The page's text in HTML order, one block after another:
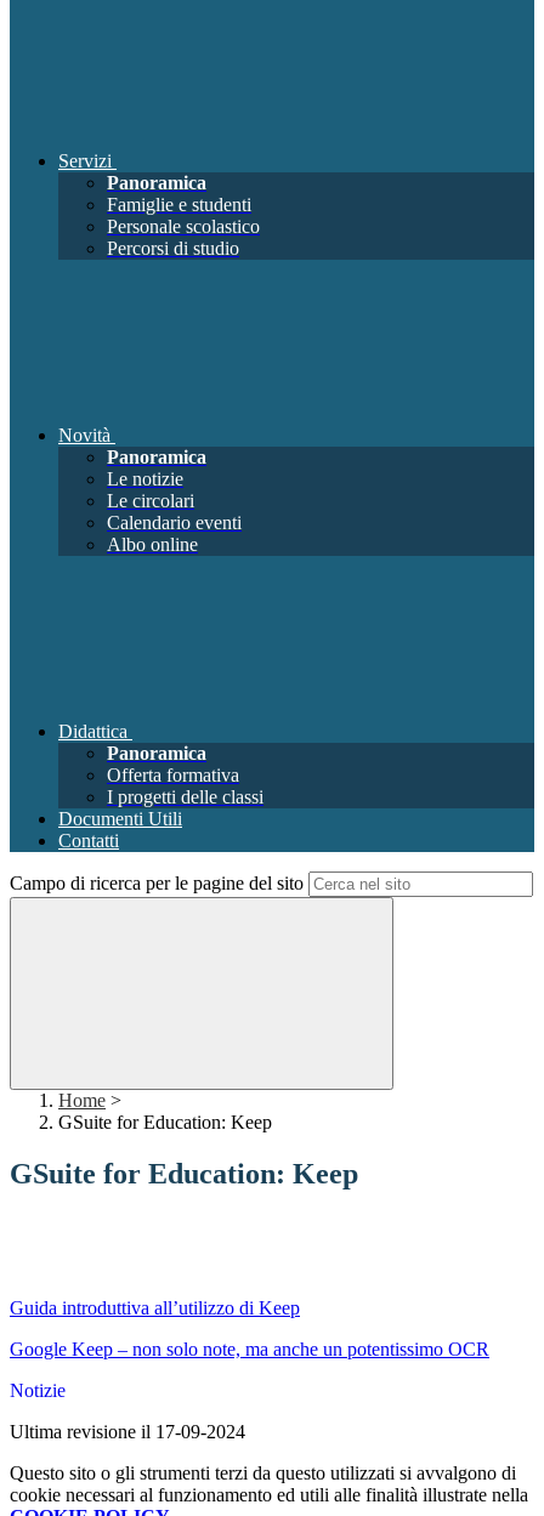
Servizi
Panoramica
Famiglie e studenti
Personale scolastico
Percorsi di studio
Novità
Panoramica
Le notizie
Le circolari
Calendario eventi
Albo online
Didattica
Panoramica
Offerta formativa
I progetti delle classi
Documenti Utili
Contatti
Campo di ricerca per le pagine del sito
Home >
GSuite for Education: Keep
GSuite for Education: Keep
Guida introduttiva all’utilizzo di Keep
Google Keep – non solo note, ma anche un potentissimo OCR
Notizie
Ultima revisione il 17-09-2024
Questo sito o gli strumenti terzi da questo utilizzati si avvalgono di
cookie necessari al funzionamento ed utili alle finalità illustrate nella